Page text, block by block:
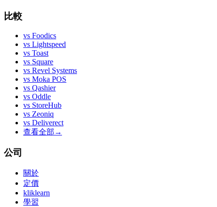
比較
vs Foodics
vs Lightspeed
vs Toast
vs Square
vs Revel Systems
vs Moka POS
vs Qashier
vs Oddle
vs StoreHub
vs Zeoniq
vs Deliverect
查看全部 →
公司
關於
定價
kliklearn
學習